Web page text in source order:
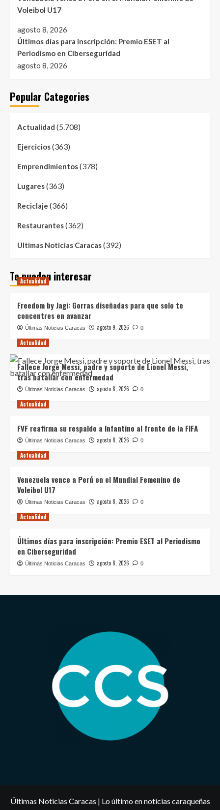
Voleibol U17
agosto 8, 2026
Últimos días para inscripción: Premio ESET al
Periodismo en Ciberseguridad
agosto 8, 2026
Popular Categories
Actualidad (5.708)
Ejercicios(363)
Emprendimientos(378)
Lugares(363)
Reciclaje (366)
Restaurantes(362)
Ultimas Noticias Caracas(392)
Te pueden interesar
Actualidad
Freedom by Jagi: Gorras diseñadas para que solo te
concentres en avanzar
Últimas Noticias Caracas agosto 9, 2026 0
Actualidad
Fallece Jorge Messi, padre y soporte de Lionel Messi,
tras batallar con enfermedad
Últimas Noticias Caracas agosto 8, 2026 0
Actualidad
FVF reafirma su respaldo a Infantino al frente de la FIFA
Últimas Noticias Caracas agosto 8, 2026 0
Actualidad
Venezuela vence a Perú en el Mundial Femenino de
Voleibol U17
Últimas Noticias Caracas agosto 8, 2026 0
Actualidad
Últimos días para inscripción: Premio ESET al Periodismo
en Ciberseguridad
Últimas Noticias Caracas agosto 8, 2026 0